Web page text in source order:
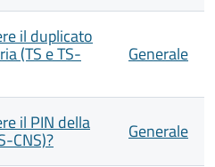
il duplicato
(TS e TS- Generale
il PIN della
CNS)? Generale